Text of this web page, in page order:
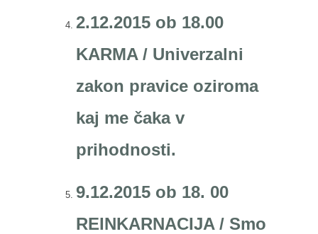
2.12.2015 ob 18.00
KARMA / Univerzalni
zakon pravice oziroma
kaj me čaka v
prihodnosti.
9.12.2015 ob 18. 00
REINKARNACIJA / Smo